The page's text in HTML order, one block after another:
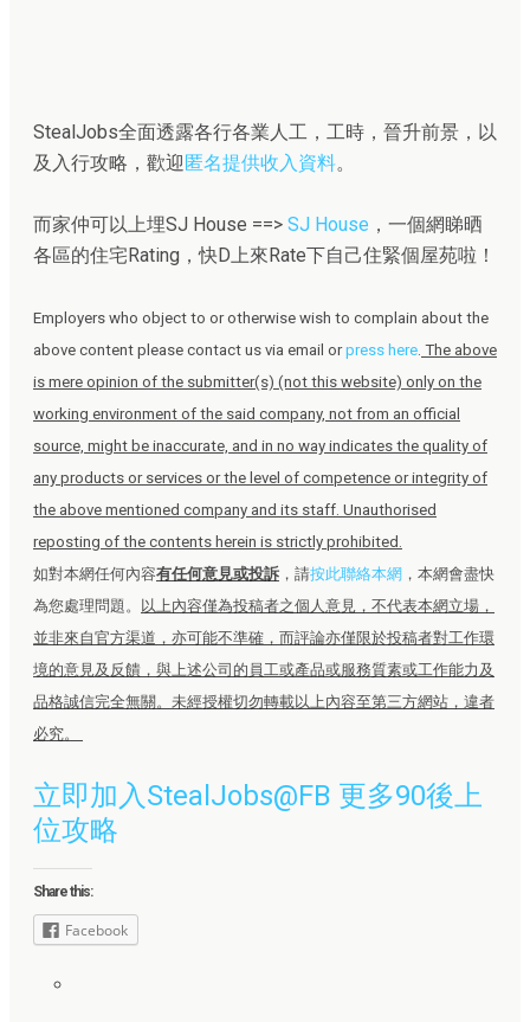
StealJobs全面透露各行各業人工，工時，晉升前景，以
及入行攻略，歡迎匿名提供收入資料。
而家仲可以上埋SJ House ==> SJ House ，一個網睇晒
各區的住宅Rating，快D上來Rate下自己住緊個屋苑啦！
Employers who object to or otherwise wish to complain about the
above content please contact us via email orpress here The above
is mere opinion of the submitter(s) (not this website) only on the
working environment of the said company, not from an official
source, might be inaccurate, and in no way indicates the quality of
any products or services or the level of competence or integrity of
the above mentioned company and its staff. Unauthorised
reposting of the contents herein is strictly prohibited.
如對本網任何內容有任何意見或投訴 ，請按此聯絡本網 ，本網會盡快
為您處理問題。 以上內容僅為投稿者之個人意見，不代表本網立場，
並非來自官方渠道，亦可能不準確，而評論亦僅限於投稿者對工作環
境的意見及反饋，與上述公司的員工或產品或服務質素或工作能力及
品格誠信完全無關。未經授權切勿轉載以上內容至第三方網站，違者
必究。
立即加入StealJobs@FB 更多90後上
位攻略
Share this:
Facebook